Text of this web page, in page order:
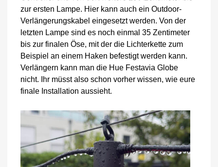
zur ersten Lampe. Hier kann auch ein Outdoor-
Verlängerungskabel eingesetzt werden. Von der
letzten Lampe sind es noch einmal 35 Zentimeter
bis zur finalen Öse, mit der die Lichterkette zum
Beispiel an einem Haken befestigt werden kann.
Verlängern kann man die Hue Festavia Globe
nicht. Ihr müsst also schon vorher wissen, wie eure
finale Installation aussieht.